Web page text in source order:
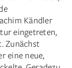
Kändler
eingetreten,
Zunächst
eine neue,